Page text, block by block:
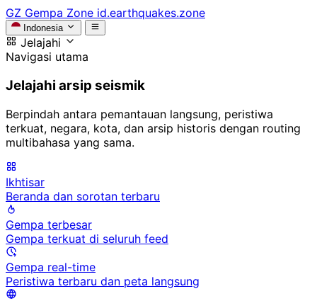
GZ Gempa Zone id.earthquakes.zone
Indonesia
Jelajahi
Navigasi utama
Jelajahi arsip seismik
Berpindah antara pemantauan langsung, peristiwa
terkuat, negara, kota, dan arsip historis dengan routing
multibahasa yang sama.
Ikhtisar
Beranda dan sorotan terbaru
Gempa terbesar
Gempa terkuat di seluruh feed
Gempa real-time
Peristiwa terbaru dan peta langsung